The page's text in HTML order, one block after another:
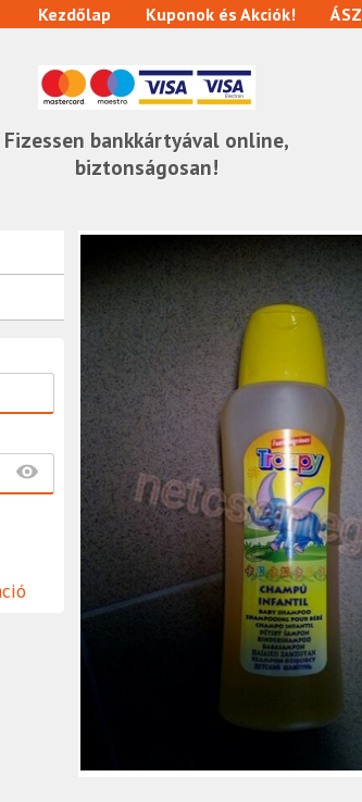
Fizessen bankkártyával online,
biztonságosan!
Kezdőlap Kuponok és Akciók!